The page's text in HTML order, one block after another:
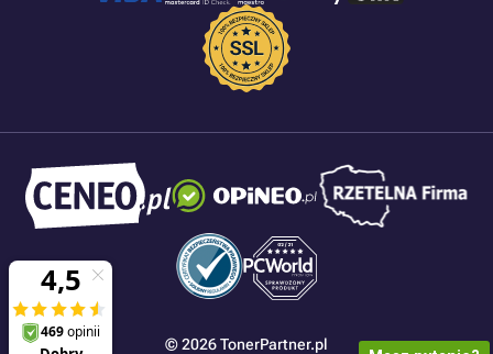
© 2026 TonerPartner.pl